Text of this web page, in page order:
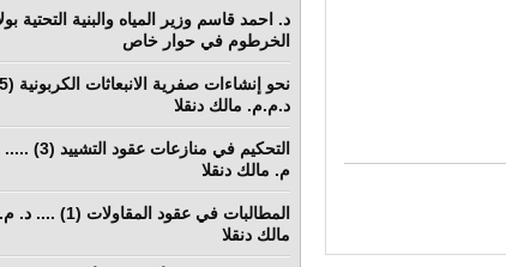
د. احمد قاسم وزير المياه والبنية التحتية
الخرطوم في حوار خاص
د.م.م. مالك دنقلا
التحكيم في منازعات
م. مالك دنقلا
المطالبات في عقود المقاولات
مالك دنقلا